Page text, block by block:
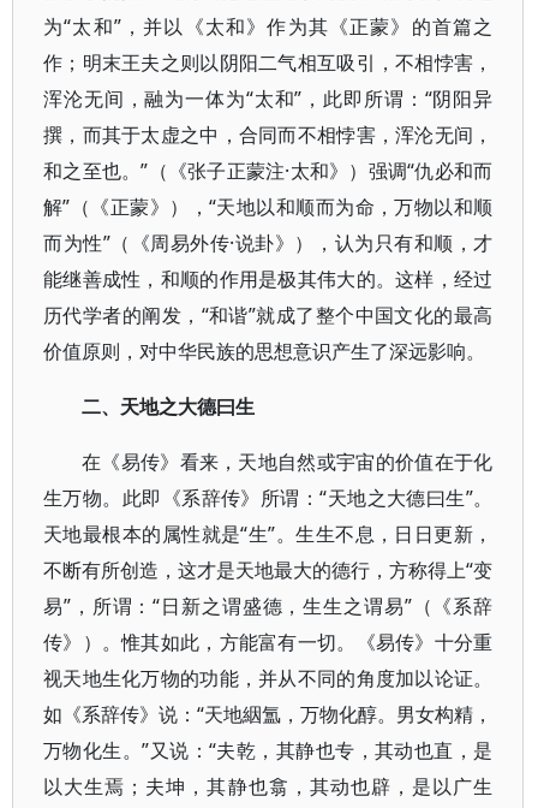
为“太和”，并以《太和》作为其《正蒙》的首篇之
作；明末王夫之则以阴阳二气相互吸引，不相悖害，
浑沦无间，融为一体为“太和”，此即所谓：“阴阳异
撰，而其于太虚之中，合同而不相悖害，浑沦无间，
和之至也。”（《张子正蒙注·太和》）强调“仇必和而
解”（《正蒙》），“天地以和顺而为命，万物以和顺
而为性”（《周易外传·说卦》），认为只有和顺，才
能继善成性，和顺的作用是极其伟大的。这样，经过
历代学者的阐发，“和谐”就成了整个中国文化的最高
价值原则，对中华民族的思想意识产生了深远影响。
二、天地之大德曰生
在《易传》看来，天地自然或宇宙的价值在于化
生万物。此即《系辞传》所谓：“天地之大德曰生”。
天地最根本的属性就是“生”。生生不息，日日更新，
不断有所创造，这才是天地最大的德行，方称得上“变
易”，所谓：“日新之谓盛德，生生之谓易”（《系辞
传》）。惟其如此，方能富有一切。《易传》十分重
视天地生化万物的功能，并从不同的角度加以论证。
如《系辞传》说：“天地絪氲，万物化醇。男女构精，
万物化生。”又说：“夫乾，其静也专，其动也直，是
以大生焉；夫坤，其静也翕，其动也辟，是以广生